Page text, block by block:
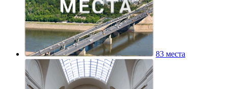
83 места